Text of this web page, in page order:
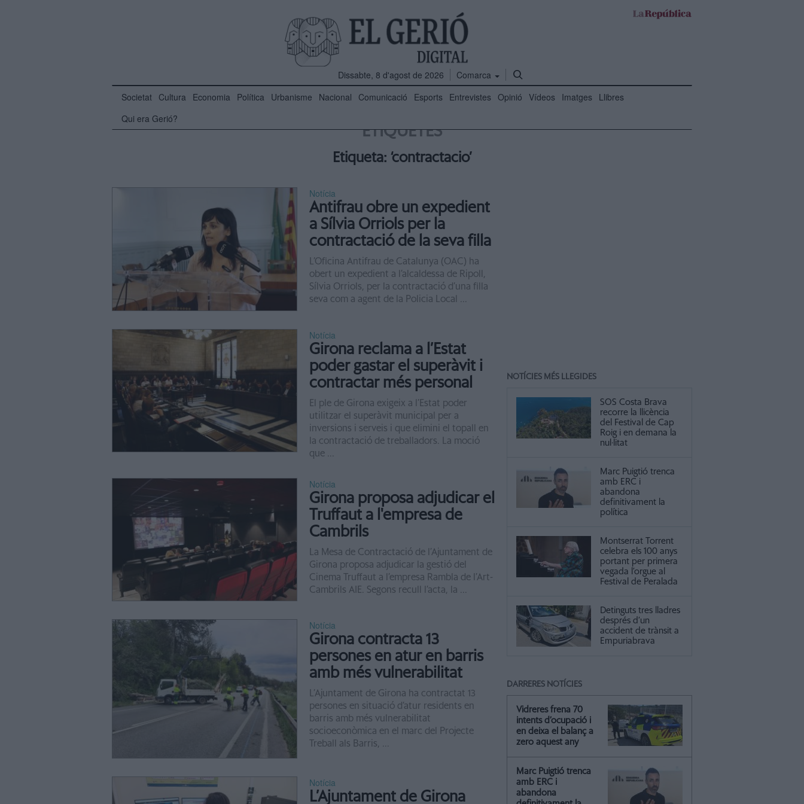
Dissabte, 8 d'agost de 2026
Comarca
Societat Cultura Economia Política Urbanisme Nacional Comunicació Esports Entrevistes Opinió Vídeos Imatges Llibres
Qui era Gerió?
ETIQUETES
Etiqueta: ‘contractacio’
Notícia
Antifrau obre un expedient
a Sílvia Orriols per la
contractació de la seva filla
L’Oficina Antifrau de Catalunya (OAC) ha
obert un expedient a l’alcaldessa de Ripoll,
Sílvia Orriols, per la contractació d’una filla
seva com a agent de la Policia Local ...
Notícia
Girona reclama a l’Estat
poder gastar el superàvit i
contractar més personal
El ple de Girona exigeix a l’Estat poder
utilitzar el superàvit municipal per a
inversions i serveis i que elimini el topall en
la contractació de treballadors. La moció
que ...
Notícia
Girona proposa adjudicar el
Truffaut a l'empresa de
Cambrils
La Mesa de Contractació de l’Ajuntament de
Girona proposa adjudicar la gestió del
Cinema Truffaut a l’empresa Rambla de l’Art-
Cambrils AIE. Segons recull l’acta, la ...
Notícia
Girona contracta 13
persones en atur en barris
amb més vulnerabilitat
L’Ajuntament de Girona ha contractat 13
persones en situació d’atur residents en
barris amb més vulnerabilitat
socioeconòmica en el marc del Projecte
Treball als Barris, ...
Notícia
L’Ajuntament de Girona
NOTÍCIES MÉS LLEGIDES
SOS Costa Brava
recorre la llicència
del Festival de Cap
Roig i en demana la
nul·litat
Marc Puigtió trenca
amb ERC i
abandona
definitivament la
política
Montserrat Torrent
celebra els 100 anys
portant per primera
vegada l’orgue al
Festival de Peralada
Detinguts tres lladres
després d’un
accident de trànsit a
Empuriabrava
DARRERES NOTÍCIES
Vidreres frena 70
intents d’ocupació i
en deixa el balanç a
zero aquest any
Marc Puigtió trenca
amb ERC i
abandona